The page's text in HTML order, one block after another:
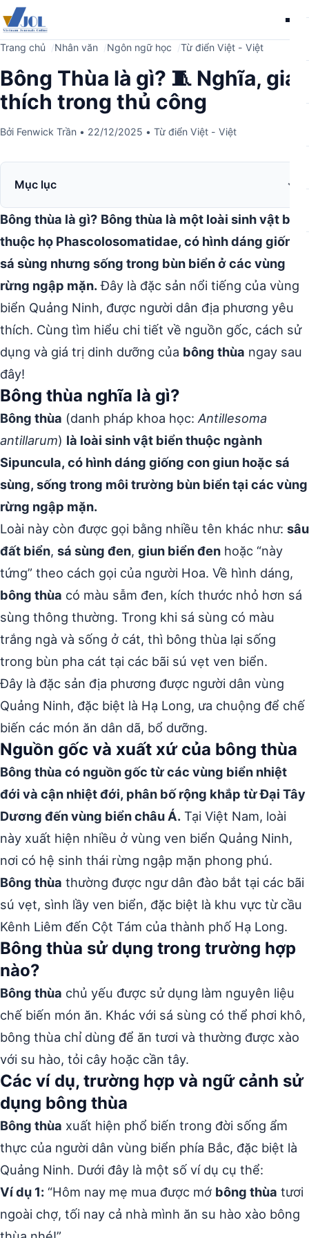
Trang chủ Nhân văn Ngôn ngữ học Từ điển Việt - Việt
Bông Thùa là gì? 🧵 Nghĩa, giải
thích trong thủ công
Bởi Fenwick Trần • 22/12/2025 • Từ điển Việt - Việt
Mục lục
Bông thùa là gì? Bông thùa là một loài sinh vật biển
thuộc họ Phascolosomatidae, có hình dáng giống
sá sùng nhưng sống trong bùn biển ở các vùng
rừng ngập mặn.Đây là đặc sản nổi tiếng của vùng
biển Quảng Ninh, được người dân địa phương yêu
thích. Cùng tìm hiểu chi tiết về nguồn gốc, cách sử
dụng và giá trị dinh dưỡng của bông thùa ngay sau
đây!
Bông thùa nghĩa là gì?
Bông thùa (danh pháp khoa học: Antillesoma
antillarum) là loài sinh vật biển thuộc ngành
Sipuncula, có hình dáng giống con giun hoặc sá
sùng, sống trong môi trường bùn biển tại các vùng
rừng ngập mặn.
Loài này còn được gọi bằng nhiều tên khác như: sâu
đất biển, sá sùng đen, giun biển đen hoặc “này
tứng” theo cách gọi của người Hoa. Về hình dáng,
bông thùa có màu sẫm đen, kích thước nhỏ hơn sá
sùng thông thường. Trong khi sá sùng có màu
trắng ngà và sống ở cát, thì bông thùa lại sống
trong bùn pha cát tại các bãi sú vẹt ven biển.
Đây là đặc sản địa phương được người dân vùng
Quảng Ninh, đặc biệt là Hạ Long, ưa chuộng để chế
biến các món ăn dân dã, bổ dưỡng.
Nguồn gốc và xuất xứ của bông thùa
Bông thùa có nguồn gốc từ các vùng biển nhiệt
đới và cận nhiệt đới, phân bố rộng khắp từ Đại Tây
Dương đến vùng biển châu Á. Tại Việt Nam, loài
này xuất hiện nhiều ở vùng ven biển Quảng Ninh,
nơi có hệ sinh thái rừng ngập mặn phong phú.
Bông thùa thường được ngư dân đào bắt tại các bãi
sú vẹt, sình lầy ven biển, đặc biệt là khu vực từ cầu
Kênh Liêm đến Cột Tám của thành phố Hạ Long.
Bông thùa sử dụng trong trường hợp
nào?
Bông thùa chủ yếu được sử dụng làm nguyên liệu
chế biến món ăn. Khác với sá sùng có thể phơi khô,
bông thùa chỉ dùng để ăn tươi và thường được xào
với su hào, tỏi cây hoặc cần tây.
Các ví dụ, trường hợp và ngữ cảnh sử
dụng bông thùa
Bông thùa xuất hiện phổ biến trong đời sống ẩm
thực của người dân vùng biển phía Bắc, đặc biệt là
Quảng Ninh. Dưới đây là một số ví dụ cụ thể:
Ví dụ 1: “Hôm nay mẹ mua được mớ bông thùa tươi
ngoài chợ, tối nay cả nhà mình ăn su hào xào bông